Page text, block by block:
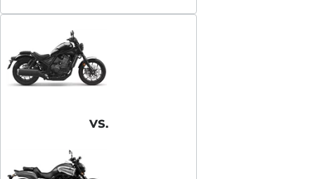
VS.